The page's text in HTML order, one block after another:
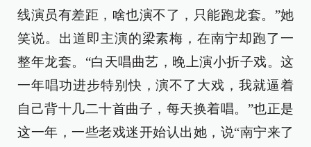
线演员有差距，啥也演不了，只能跑龙套。”她
笑说。出道即主演的梁素梅，在南宁却跑了一
整年龙套。“白天唱曲艺，晚上演小折子戏。这
一年唱功进步特别快，演不了大戏，我就逼着
自己背十几二十首曲子，每天换着唱。”也正是
这一年，一些老戏迷开始认出她，说“南宁来了